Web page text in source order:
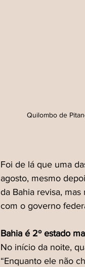
Quilombo de
Foi de lá que uma
agosto, mesmo
da Bahia revisa,
com o governo
Bahia é 2º estado
No início da noite,
“Enquanto ele não